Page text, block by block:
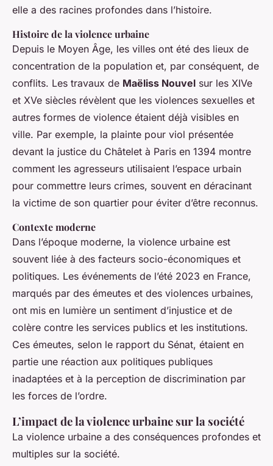
elle a des racines profondes dans l’histoire.
Histoire de la violence urbaine
Depuis le Moyen Âge, les villes ont été des lieux de
concentration de la population et, par conséquent, de
conflits. Les travaux de Maëliss Nouvel sur les XIVe
et XVe siècles révèlent que les violences sexuelles et
autres formes de violence étaient déjà visibles en
ville. Par exemple, la plainte pour viol présentée
devant la justice du Châtelet à Paris en 1394 montre
comment les agresseurs utilisaient l’espace urbain
pour commettre leurs crimes, souvent en déracinant
la victime de son quartier pour éviter d’être reconnus.
Contexte moderne
Dans l’époque moderne, la violence urbaine est
souvent liée à des facteurs socio-économiques et
politiques. Les événements de l’été 2023 en France,
marqués par des émeutes et des violences urbaines,
ont mis en lumière un sentiment d’injustice et de
colère contre les services publics et les institutions.
Ces émeutes, selon le rapport du Sénat, étaient en
partie une réaction aux politiques publiques
inadaptées et à la perception de discrimination par
les forces de l’ordre.
L’impact de la violence urbaine sur la société
La violence urbaine a des conséquences profondes et
multiples sur la société.